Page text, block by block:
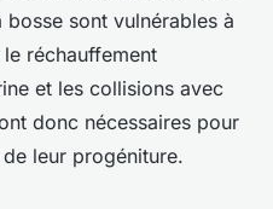
sont vulnérables à
réchauffement
et les collisions avec
donc nécessaires pour
leur progéniture.